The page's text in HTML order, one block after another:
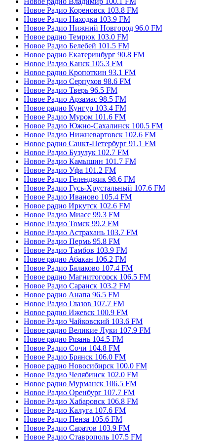
Новое Радио Кореновск 103.8 FM
Новое Радио Находка 103.9 FM
Новое Радио Нижний Новгород 96.0 FM
Новое радио Темрюк 103.0 FM
Новое Радио Белебей 101.5 FM
Новое радио Екатеринбург 90.8 FM
Новое Радио Канск 105.3 FM
Новое радио Кропоткин 93.1 FM
Новое Радио Серпухов 98.6 FM
Новое Радио Тверь 96.5 FM
Новое Радио Арзамас 98.5 FM
Новое радио Кунгур 103.4 FM
Новое Радио Муром 101.6 FM
Новое Радио Южно-Сахалинск 100.5 FM
Новое Радио Нижневартовск 102.6 FM
Новое радио Санкт-Петербург 91.1 FM
Новое Радио Бузулук 102.7 FM
Новое Радио Камышин 101.7 FM
Новое Радио Уфа 101.2 FM
Новое Радио Геленджик 98.6 FM
Новое Радио Гусь-Хрустальный 107.6 FM
Новое Радио Иваново 105.4 FM
Новое радио Иркутск 102.6 FM
Новое Радио Миасс 99.3 FM
Новое Радио Томск 99.2 FM
Новое Радио Астрахань 103.7 FM
Новое Радио Пермь 95.8 FM
Новое Радио Тамбов 103.9 FM
Новое радио Абакан 106.2 FM
Новое Радио Балаково 107.4 FM
Новое радио Магнитогорск 106.5 FM
Новое Радио Саранск 103.2 FM
Новое радио Анапа 96.5 FM
Новое Радио Глазов 107.7 FM
Новое радио Ижевск 100.9 FM
Новое Радио Чайковский 103.6 FM
Новое радио Великие Луки 107.9 FM
Новое радио Рязань 104.5 FM
Новое Радио Сочи 104.8 FM
Новое Радио Брянск 106.0 FM
Новое радио Новосибирск 100.0 FM
Новое Радио Челябинск 102.0 FM
Новое радио Мурманск 106.5 FM
Новое Радио Оренбург 107.7 FM
Новое Радио Хабаровск 106.8 FM
Новое Радио Калуга 107.6 FM
Новое Радио Пенза 105.6 FM
Новое Радио Саратов 103.9 FM
Новое Радио Ставрополь 107.5 FM